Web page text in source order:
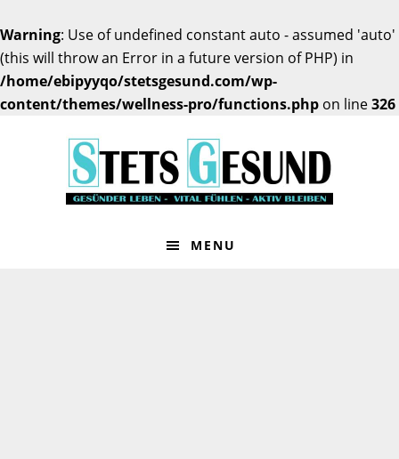
Warning: Use of undefined constant auto - assumed 'auto'
(this will throw an Error in a future version of PHP) in
/home/ebipyyqo/stetsgesund.com/wp-
content/themes/wellness-pro/functions.php on line326
Hauptnavigation
MENU